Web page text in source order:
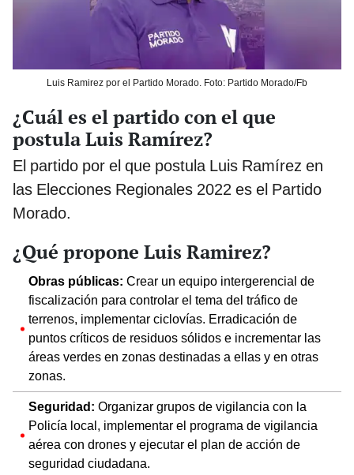
Luis Ramirez por el Partido Morado. Foto: Partido Morado/Fb
¿Cuál es el partido con el que
postula Luis Ramírez?
El partido por el que postula Luis Ramírez en
las Elecciones Regionales 2022 es el Partido
Morado.
¿Qué propone Luis Ramirez?
Obras públicas: Crear un equipo intergerencial de
fiscalización para controlar el tema del tráfico de
terrenos, implementar ciclovías. Erradicación de
puntos críticos de residuos sólidos e incrementar las
áreas verdes en zonas destinadas a ellas y en otras
zonas.
Seguridad: Organizar grupos de vigilancia con la
Policía local, implementar el programa de vigilancia
aérea con drones y ejecutar el plan de acción de
seguridad ciudadana.